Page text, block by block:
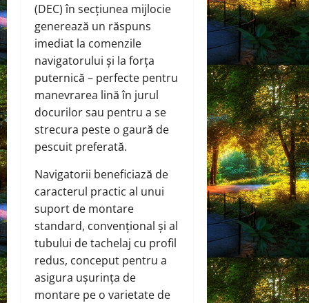
(DEC) în secțiunea mijlocie
generează un răspuns
imediat la comenzile
navigatorului și la forța
puternică – perfecte pentru
manevrarea lină în jurul
docurilor sau pentru a se
strecura peste o gaură de
pescuit preferată.
Navigatorii beneficiază de
caracterul practic al unui
suport de montare
standard, convențional și al
tubului de tachelaj cu profil
redus, conceput pentru a
asigura ușurința de
montare pe o varietate de